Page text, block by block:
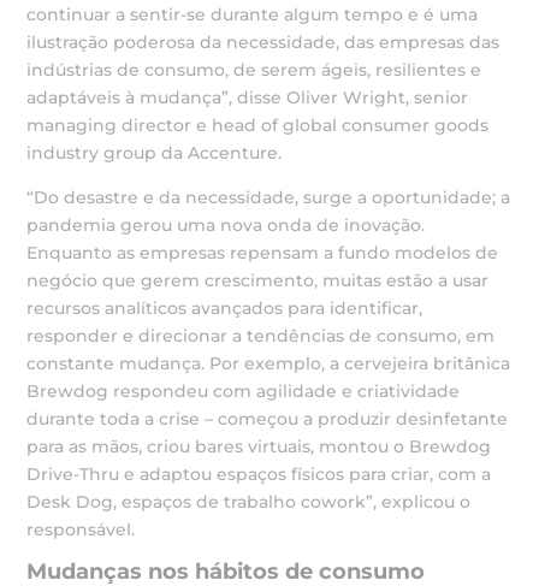
continuar a sentir-se durante algum tempo e é uma
ilustração poderosa da necessidade, das empresas das
indústrias de consumo, de serem ágeis, resilientes e
adaptáveis à mudança”, disse Oliver Wright, senior
managing director e head of global consumer goods
industry group da Accenture.
“Do desastre e da necessidade, surge a oportunidade; a
pandemia gerou uma nova onda de inovação.
Enquanto as empresas repensam a fundo modelos de
negócio que gerem crescimento, muitas estão a usar
recursos analíticos avançados para identificar,
responder e direcionar a tendências de consumo, em
constante mudança. Por exemplo, a cervejeira britânica
Brewdog respondeu com agilidade e criatividade
durante toda a crise – começou a produzir desinfetante
para as mãos, criou bares virtuais, montou o Brewdog
Drive-Thru e adaptou espaços físicos para criar, com a
Desk Dog, espaços de trabalho cowork”, explicou o
responsável.
Mudanças nos hábitos de consumo